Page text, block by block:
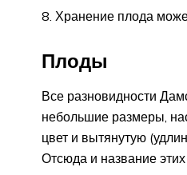
Хранение плода
Плоды
Все разновидности
небольшие размеры,
цвет и вытянутую
Отсюда и название